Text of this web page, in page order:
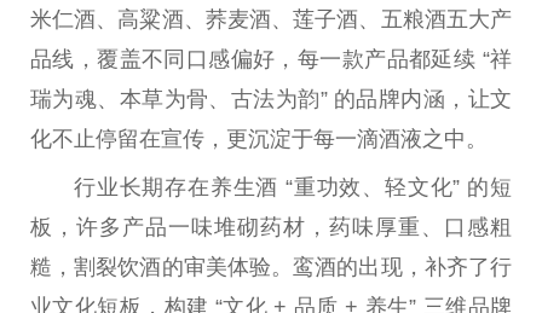
米仁酒、高粱酒、荞麦酒、莲子酒、五粮酒五大产
品线，覆盖不同口感偏好，每一款产品都延续 “祥
瑞为魂、本草为骨、古法为韵” 的品牌内涵，让文
化不止停留在宣传，更沉淀于每一滴酒液之中。
行业长期存在养生酒 “重功效、轻文化” 的短
板，许多产品一味堆砌药材，药味厚重、口感粗
糙，割裂饮酒的审美体验。鸾酒的出现，补齐了行
业文化短板，构建 “文化 + 品质 + 养生” 三维品牌